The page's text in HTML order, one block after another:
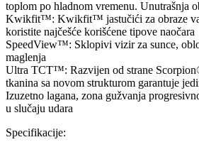
toplom po hladnom vremenu. Unutrašnja
Kwikfit™: Kwikfit™ jastučići za obraze
koristite najčešće korišćene tipove naočara
SpeedView™: Sklopivi vizir za sunce,
maglenja
Ultra TCT™: Razvijen od strane
tkanina sa novom strukturom garantuje
Izuzetno lagana, zona gužvanja
u slučaju udara
Specifikacije: